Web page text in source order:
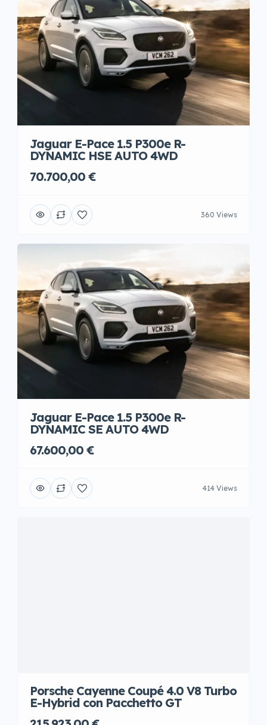
Jaguar E-Pace 1.5 P300e R-
DYNAMIC HSE AUTO 4WD
70.700,00 €
360 Views
Jaguar E-Pace 1.5 P300e R-
DYNAMIC SE AUTO 4WD
67.600,00 €
414 Views
Porsche Cayenne Coupé 4.0 V8 Turbo
E-Hybrid con Pacchetto GT